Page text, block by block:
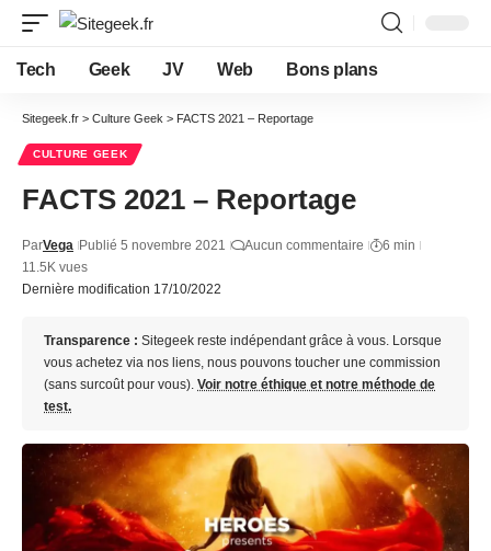
Tech Geek JV Web Bons plans
Sitegeek.fr > Culture Geek > FACTS 2021 – Reportage
CULTURE GEEK
FACTS 2021 – Reportage
Dernière modification 17/10/2022
ParVega Publié 5 novembre 2021 Aucun commentaire
6 min
11.5K vues
Transparence : Sitegeek reste indépendant grâce à vous. Lorsque
vous achetez via nos liens, nous pouvons toucher une commission
(sans surcoût pour vous). Voir notre éthique et notre méthode de
test.